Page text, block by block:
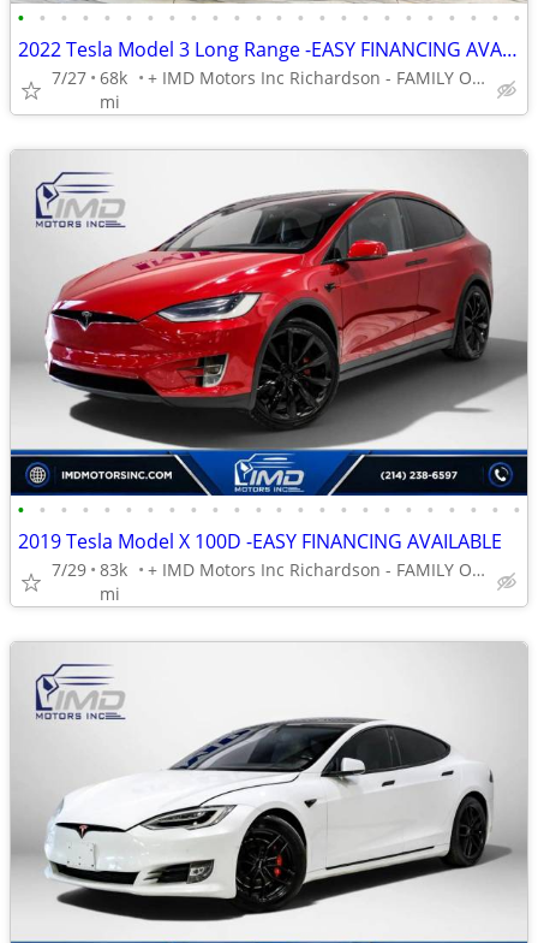
• • • • • • • • • • • • • • • • • • • • • • • •
2022 Tesla Model 3 Long Range -EASY FINANCING AVAILABLE
7/27 68k
mi
+ IMD Motors Inc Richardson - FAMILY OWNED AND OPERATED !
• • • • • • • • • • • • • • • • • • • • • • • •
2019 Tesla Model X 100D -EASY FINANCING AVAILABLE
7/29 83k
mi
+ IMD Motors Inc Richardson - FAMILY OWNED AND OPERATED !